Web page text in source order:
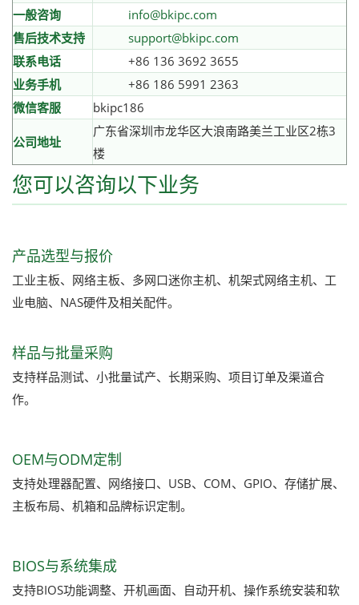
一般咨询
info@bkipc.com
售后技术支持
support@bkipc.com
联系电话
+86 136 3692 3655
业务手机
+86 186 5991 2363
微信客服
bkipc186
公司地址
广东省深圳市龙华区大浪南路美兰工业区2栋3
楼
您可以咨询以下业务
产品选型与报价
工业主板、网络主板、多网口迷你主机、机架式网络主机、工
业电脑、NAS硬件及相关配件。
样品与批量采购
支持样品测试、小批量试产、长期采购、项目订单及渠道合
作。
OEM与ODM定制
支持处理器配置、网络接口、USB、COM、GPIO、存储扩展、
主板布局、机箱和品牌标识定制。
BIOS与系统集成
支持BIOS功能调整、开机画面、自动开机、操作系统安装和软